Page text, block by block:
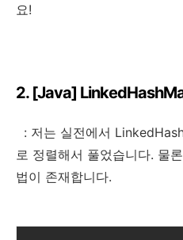
요!
2. [Java]
: 저는 실전에서
로 정렬해서 풀었습니다. 물
법이 존재합니다.